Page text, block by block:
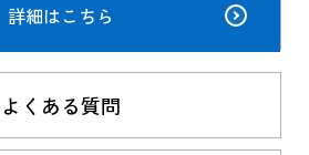
詳細はこちら
よくある質問